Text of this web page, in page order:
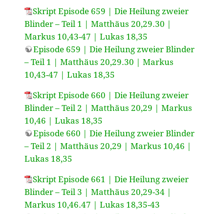
Skript Episode 659 | Die Heilung zweier
Blinder – Teil 1 | Matthäus 20,29.30 |
Markus 10,43-47 | Lukas 18,35
Episode 659 | Die Heilung zweier Blinder
– Teil 1 | Matthäus 20,29.30 | Markus
10,43-47 | Lukas 18,35
Skript Episode 660 | Die Heilung zweier
Blinder – Teil 2 | Matthäus 20,29 | Markus
10,46 | Lukas 18,35
Episode 660 | Die Heilung zweier Blinder
– Teil 2 | Matthäus 20,29 | Markus 10,46 |
Lukas 18,35
Skript Episode 661 | Die Heilung zweier
Blinder – Teil 3 | Matthäus 20,29-34 |
Markus 10,46.47 | Lukas 18,35-43